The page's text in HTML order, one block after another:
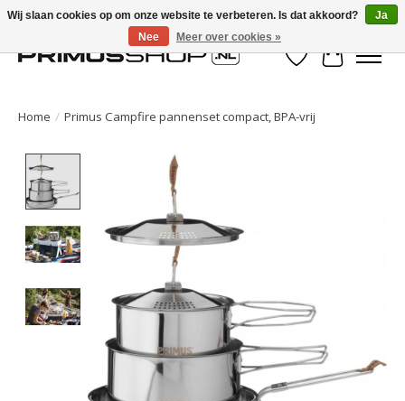
Verlanglijst
Home / Primus Campfire pannenset compact, BPA-vrij
Product image slideshow Items
Wij slaan cookies op om onze website te verbeteren. Is dat akkoord?
Ja
Nee
Meer over cookies »